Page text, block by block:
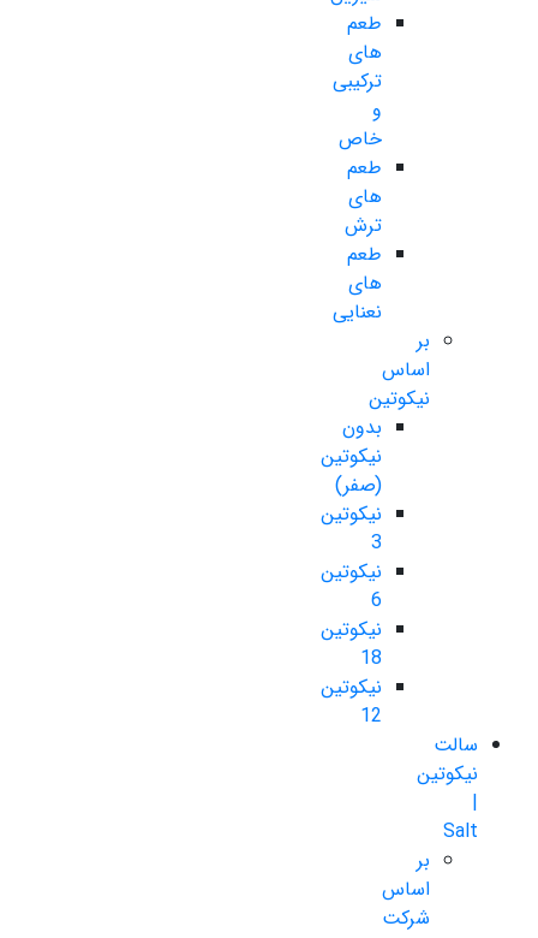
طعم
های
ترکیبی
و
خاص
طعم
های
ترش
طعم
های
نعنایی
بر
اساس
نیکوتین
بدون
نیکوتین
(صفر)
نیکوتین
3
نیکوتین
6
نیکوتین
18
نیکوتین
12
سالت
نیکوتین
|
Salt
بر
اساس
شرکت